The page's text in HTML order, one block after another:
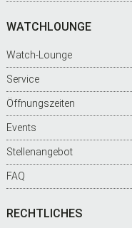
WATCHLOUNGE
Watch-Lounge
Service
Öffnungszeiten
Events
Stellenangebot
FAQ
RECHTLICHES